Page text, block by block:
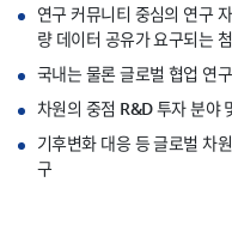
연구 커뮤니티 중심의 연구
량 데이터 공유가 요구되는
국내는 물론 글로벌 협업 연
차원의 중점 R&D 투자 분야
기후변화 대응 등 글로벌 차
구